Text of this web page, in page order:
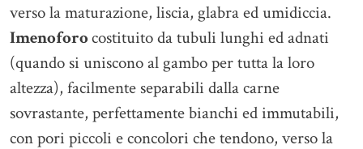
verso la maturazione, liscia, glabra ed umidiccia.
Imenoforocostituito da tubuli lunghi ed adnati
(quando si uniscono al gambo per tutta la loro
altezza), facilmente separabili dalla carne
sovrastante, perfettamente bianchi ed immutabili,
con pori piccoli e concolori che tendono, verso la